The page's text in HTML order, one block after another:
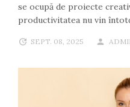
se ocupă de proiecte
productivitatea nu vin
SEPT. 08, 2025